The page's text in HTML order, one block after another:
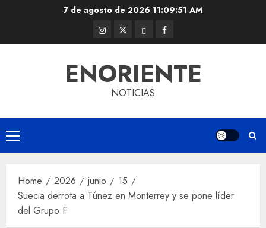
7 de agosto de 2026 11:09:52 AM
Instagram
@EnOriente
Twitter
(X)
ThreadsFacebook
ENORIENTE
NOTICIAS
Primary
Menu
Home 2026 junio
15
Suecia derrota a Túnez en Monterrey y se pone líder
del Grupo F